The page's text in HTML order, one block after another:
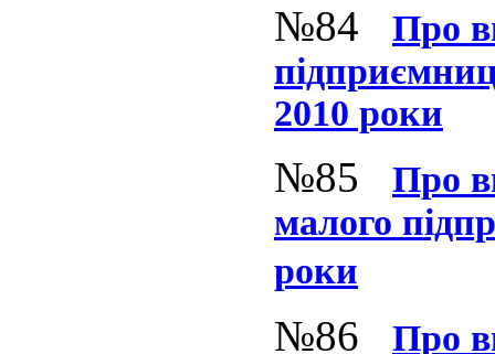
№84
Про
2010 роки
№85 Про
малого
роки
№86 Про